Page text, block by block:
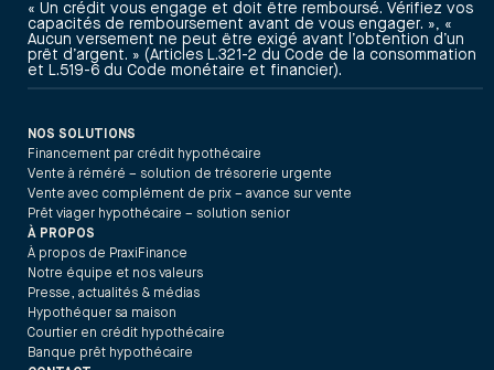
« Un crédit vous engage et doit être remboursé. Vérifiez vos
capacités de remboursement avant de vous engager. », «
Aucun versement ne peut être exigé avant l’obtention d’un
prêt d’argent. » (Articles L.321-2 du Code de la consommation
et L.519-6 du Code monétaire et financier).
NOS SOLUTIONS
Financement par crédit hypothécaire
Vente à réméré – solution de trésorerie urgente
Vente avec complément de prix – avance sur vente
Prêt viager hypothécaire – solution senior
À PROPOS
À propos de PraxiFinance
Notre équipe et nos valeurs
Presse, actualités & médias
Hypothéquer sa maison
Courtier en crédit hypothécaire
Banque prêt hypothécaire